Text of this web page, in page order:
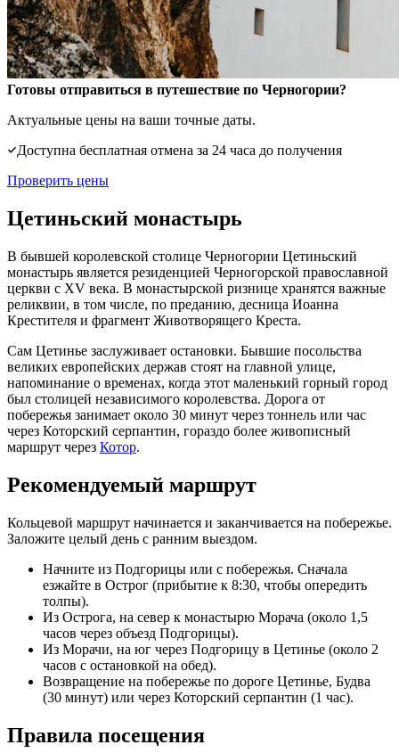
Готовы отправиться в путешествие по Черногории?
Актуальные цены на ваши точные даты.
Доступна бесплатная отмена за 24 часа до получения
Проверить цены
Цетиньский монастырь
В бывшей королевской столице Черногории Цетиньский
монастырь является резиденцией Черногорской православной
церкви с XV века. В монастырской ризнице хранятся важные
реликвии, в том числе, по преданию, десница Иоанна
Крестителя и фрагмент Животворящего Креста.
Сам Цетинье заслуживает остановки. Бывшие посольства
великих европейских держав стоят на главной улице,
напоминание о временах, когда этот маленький горный город
был столицей независимого королевства. Дорога от
побережья занимает около 30 минут через тоннель или час
через Которский серпантин, гораздо более живописный
маршрут через Котор.
Рекомендуемый маршрут
Кольцевой маршрут начинается и заканчивается на побережье.
Заложите целый день с ранним выездом.
Начните из Подгорицы или с побережья. Сначала
езжайте в Острог (прибытие к 8:30, чтобы опередить
толпы).
Из Острога, на север к монастырю Морача (около 1,5
часов через объезд Подгорицы).
Из Морачи, на юг через Подгорицу в Цетинье (около 2
часов с остановкой на обед).
Возвращение на побережье по дороге Цетинье, Будва
(30 минут) или через Которский серпантин (1 час).
Правила посещения